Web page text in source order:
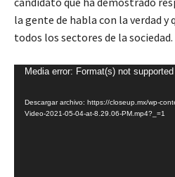
la gente de habla con la verdad y
todos los sectores de la sociedad.
Media error: Format(s) not
Descargar archivo: https://closeup.mx/wp-
Video-2021-05-04-at-8.29.06-PM.mp4?_=1